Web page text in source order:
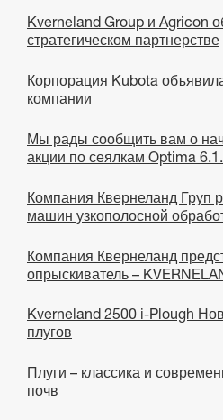
Kverneland Group и Agricon
стратегическом партнерстве
Корпорация Kubota
компании
Мы рады сообщить вам о
акции по сеялкам Optima 6.1.
Компания Квернеланд Груп
машин узкополосной
Компания Квернеланд
опрыскиватель –
Kverneland 2500 i-Plough
плугов
Плуги – классика и
почв